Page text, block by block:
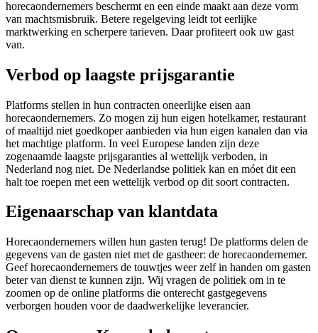
horecaondernemers beschermt en een einde maakt aan deze vorm
van machtsmisbruik. Betere regelgeving leidt tot eerlijke
marktwerking en scherpere tarieven. Daar profiteert ook uw gast
van.
Verbod op laagste prijsgarantie
Platforms stellen in hun contracten oneerlijke eisen aan
horecaondernemers. Zo mogen zij hun eigen hotelkamer, restaurant
of maaltijd niet goedkoper aanbieden via hun eigen kanalen dan via
het machtige platform. In veel Europese landen zijn deze
zogenaamde laagste prijsgaranties al wettelijk verboden, in
Nederland nog niet. De Nederlandse politiek kan en móet dit een
halt toe roepen met een wettelijk verbod op dit soort contracten.
Eigenaarschap van klantdata
Horecaondernemers willen hun gasten terug! De platforms delen de
gegevens van de gasten niet met de gastheer: de horecaondernemer.
Geef horecaondernemers de touwtjes weer zelf in handen om gasten
beter van dienst te kunnen zijn. Wij vragen de politiek om in te
zoomen op de online platforms die onterecht gastgegevens
verborgen houden voor de daadwerkelijke leverancier.